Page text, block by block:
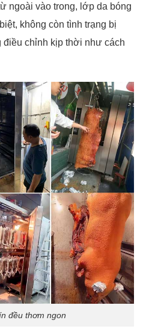
ngoài vào trong, lớp da bóng
không còn tình trạng bị
chỉnh kịp thời như cách
đều thơm ngon